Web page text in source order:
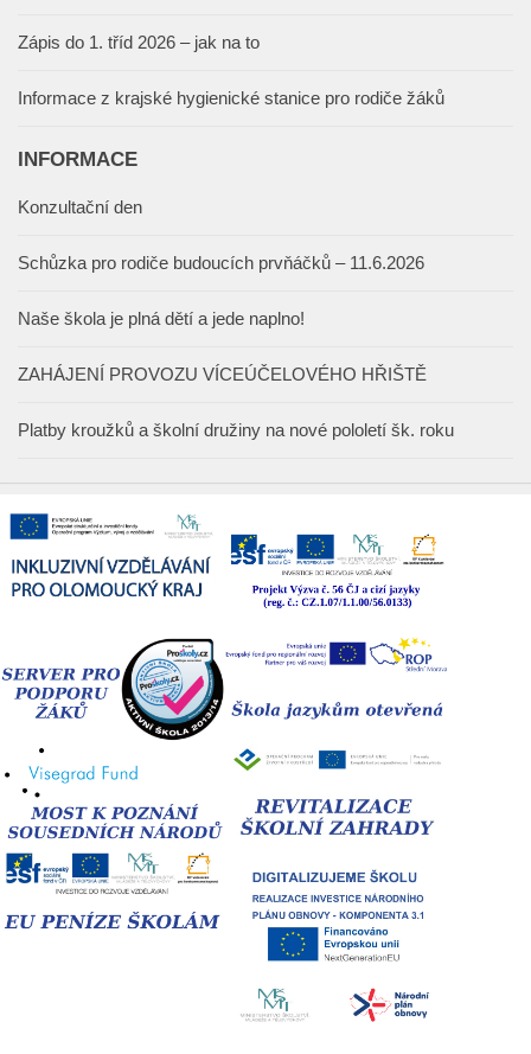
Zápis do 1. tříd 2026 – jak na to
Informace z krajské hygienické stanice pro rodiče žáků
INFORMACE
Konzultační den
Schůzka pro rodiče budoucích prvňáčků – 11.6.2026
Naše škola je plná dětí a jede naplno!
ZAHÁJENÍ PROVOZU VÍCEÚČELOVÉHO HŘIŠTĚ
Platby kroužků a školní družiny na nové pololetí šk. roku